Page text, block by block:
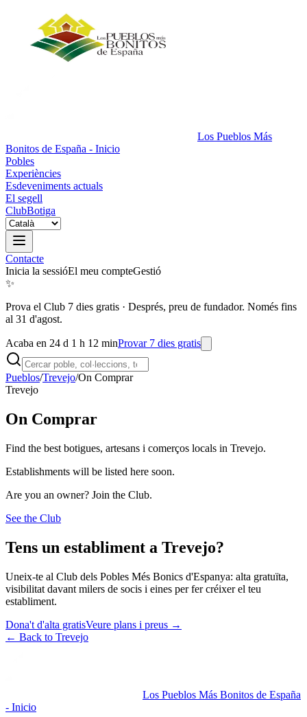
Los Pueblos Más
Bonitos de España - Inicio
Pobles
Experiències
Esdeveniments actuals
El segell
ClubBotiga
Contacte
Inicia la sessióEl meu compteGestió
✨
Prova el Club 7 dies gratis · Després, preu de fundador. Només fins
al 31 d'agost.
Acaba en 24 d 1 h 12 minProvar 7 dies gratis
Pueblos/Trevejo/On Comprar
Trevejo
On Comprar
Find the best botigues, artesans i comerços locals in Trevejo.
Establishments will be listed here soon.
Are you an owner? Join the Club.
See the Club
Tens un establiment a Trevejo?
Uneix-te al Club dels Pobles Més Bonics d'Espanya: alta gratuïta,
visibilitat davant milers de socis i eines per fer créixer el teu
establiment.
Dona't d'alta gratisVeure plans i preus →
← Back to Trevejo
Los Pueblos Más Bonitos de España
- Inicio